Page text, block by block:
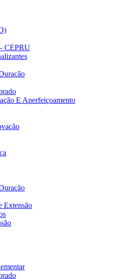
CEPRU
E Aperfeiçoamento
Extensão